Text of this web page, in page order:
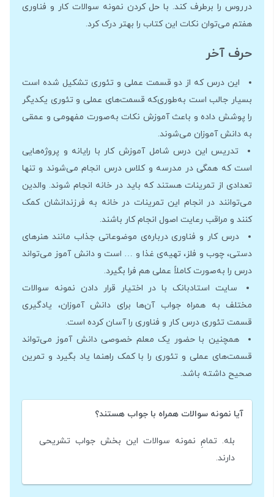
درروس را برطرف کند. با حل کردن نمونه سوالات کار و فناوری
هفتم می‌توان نکات این کتاب را بهتر درک کرد.
حرف آخر
این درس که از دو قسمت عملی و تئوری تشکیل شده است
بسیار جالب است به‌طوری‌که قسمت‌های عملی و تئوری یکدیگر
را پوشش داده و باعث آموزش نکات به‌صورت مفهومی و عمقی
به دانش آموزان می‌شوند.
تدریس این درس شامل آموزش کار با رایانه و پروژه‌هایی
است که همگی در مدرسه و کلاس درس انجام می‌شوند و تنها
تعدادی از تمرینات هستند که باید در خانه انجام شوند. والدین
می‌توانند در انجام این تمرینات در خانه به فرزندانشان کمک
کنند و مراقب رعایت اصول انجام کار باشند.
درس کار و فناوری درباره‌ی موضوعاتی جذاب مانند هنرهای
دستی، چوب و فلز، تهیه‌ی غذا و … است و دانش آموز می‌تواند
درس را به‌صورت کاملاً عملی هم فرا بگیرد.
سایت استادبانک با در اختیار قرار دادن نمونه سوالات
مختلف به همراه جواب آن‌ها برای دانش آموزان، یادگیری
قسمت تئوری درس کار و فناوری را آسان کرده است.
همچنین با حضور یک معلم خصوصی دانش آموز می‌تواند
قسمت‌های عملی و تئوری را با کمک راهنما یاد بگیرد و تمرین
صحیح داشته باشد.
آیا نمونه سوالات همراه با جواب هستند؟
بله. تمامِ نمونه سوالات این بخش جواب تشریحی
دارند.